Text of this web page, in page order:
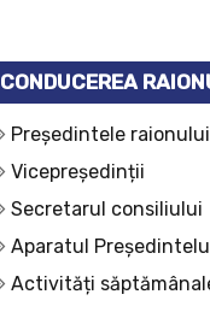
CONDUCEREA
Președintele raionului
Vicepreședinții
Secretarul consiliului
Aparatul
Activități